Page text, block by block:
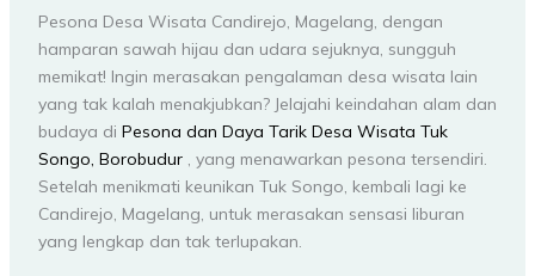
Pesona Desa Wisata Candirejo, Magelang, dengan
hamparan sawah hijau dan udara sejuknya, sungguh
memikat! Ingin merasakan pengalaman desa wisata lain
yang tak kalah menakjubkan? Jelajahi keindahan alam dan
budaya di Pesona dan Daya Tarik Desa Wisata Tuk
Songo, Borobudur, yang menawarkan pesona tersendiri.
Setelah menikmati keunikan Tuk Songo, kembali lagi ke
Candirejo, Magelang, untuk merasakan sensasi liburan
yang lengkap dan tak terlupakan.